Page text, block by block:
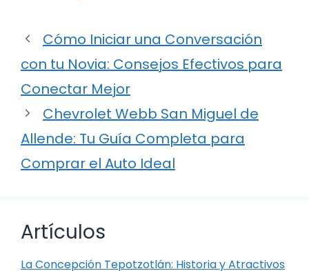
Cómo Iniciar una Conversación
con tu Novia: Consejos Efectivos para
Conectar Mejor
Chevrolet Webb San Miguel de
Allende: Tu Guía Completa para
Comprar el Auto Ideal
Artículos
La Concepción Tepotzotlán: Historia y Atractivos